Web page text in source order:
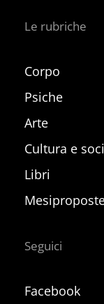
Le rubriche
Corpo
Psiche
Arte
Cultura e
Libri
Seguici
Facebook